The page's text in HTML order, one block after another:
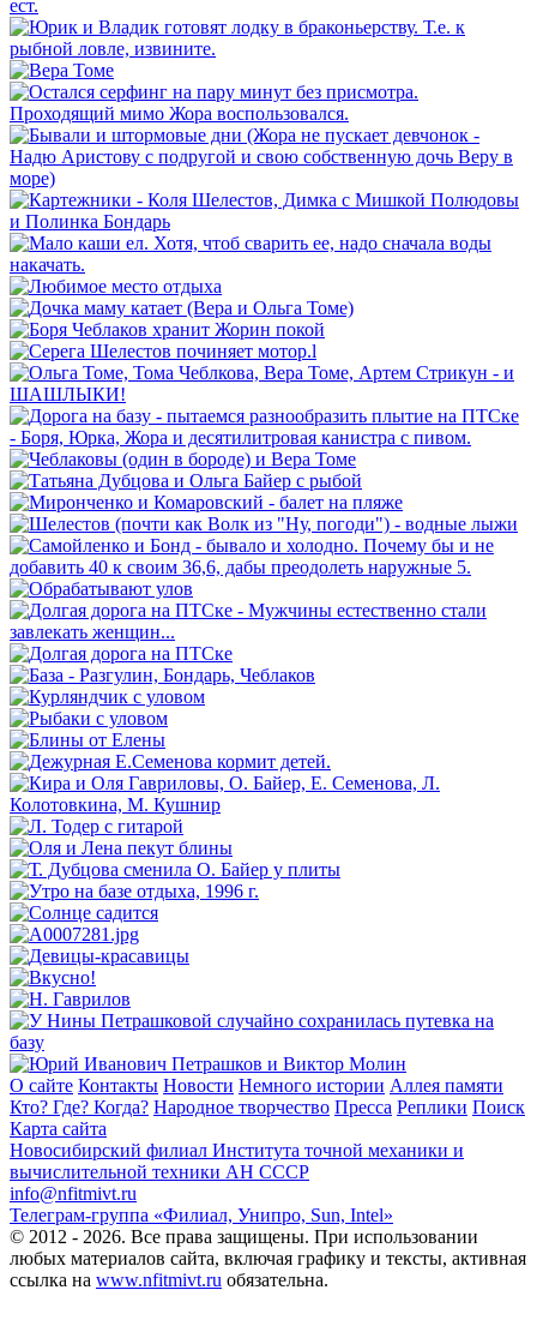
О сайте Контакты Новости Немного истории Аллея памяти
Кто? Где? Когда? Народное творчество Пресса Реплики Поиск
Карта сайта
Новосибирский филиал Института точной механики и
вычислительной техники АН СССР
info@nfitmivt.ru
Телеграм-группа «Филиал, Унипро, Sun, Intel»
© 2012 - 2026. Все права защищены. При использовании
любых материалов сайта, включая графику и тексты, активная
ссылка на www.nfitmivt.ru обязательна.